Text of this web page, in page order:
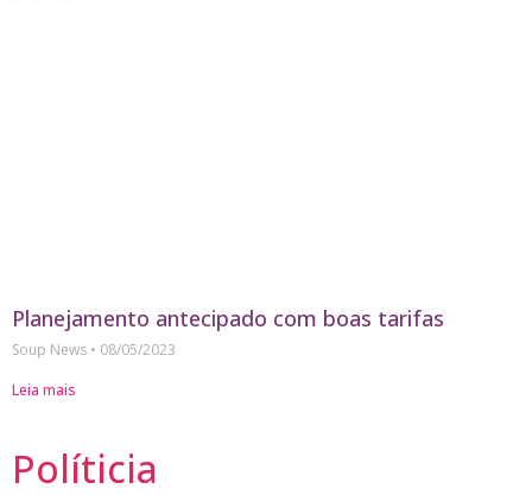
Planejamento antecipado com boas tarifas
Soup News
08/05/2023
Leia mais
Políticia